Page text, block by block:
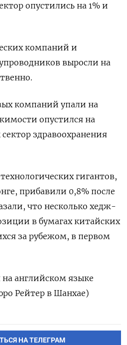
опустились на 1% и
компаний и
выросли на
компаний упали на
опустился на
здравоохранения
гигантов,
прибавили 0,8% после
что несколько хедж-
в бумагах китайских
за рубежом, в первом
английском языке
Рейтер в Шанхае)
НА ТЕЛЕГРАМ